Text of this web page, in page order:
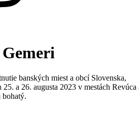
banských miest a obcí Slovenska,
a 26. augusta 2023 v mestách Revúca
bohatý.